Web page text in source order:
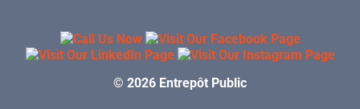
© 2026 Entrepôt Public